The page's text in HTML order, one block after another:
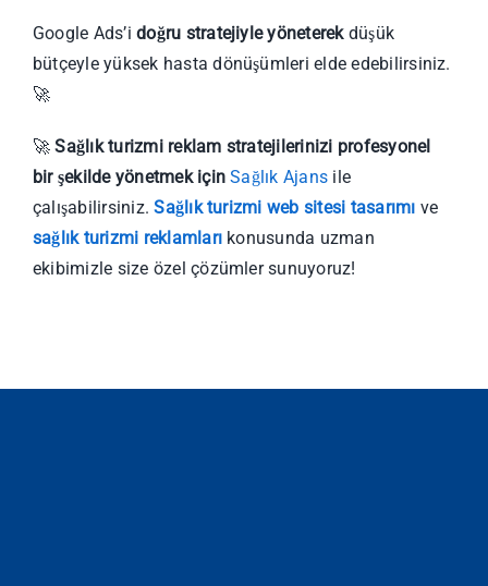
Google Ads’idoğru stratejiyle yöneterekdüşük
bütçeyle yüksek hasta dönüşümleri elde edebilirsiniz.
🚀
🚀Sağlık turizmi reklam stratejilerinizi profesyonel
bir şekilde yönetmek için Sağlık Ajans ile
çalışabilirsiniz.Sağlık turizmi web sitesi tasarımı ve
sağlık turizmi reklamlarıkonusunda uzman
ekibimizle size özel çözümler sunuyoruz!